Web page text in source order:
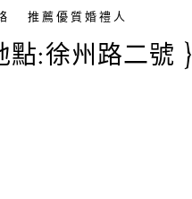
推薦優質婚禮人
:徐州路二號 }